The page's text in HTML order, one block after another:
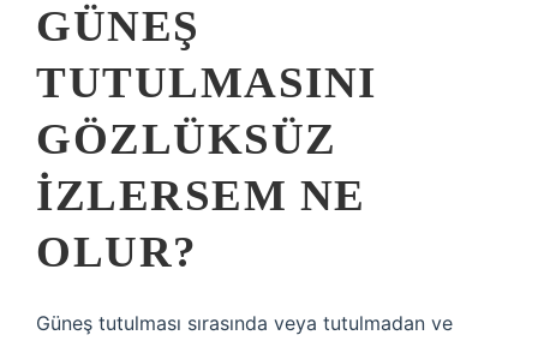
GÜNEŞ
TUTULMASINI
GÖZLÜKSÜZ
IZLERSEM NE
OLUR?
Güneş tutulması sırasında veya tutulmadan ve